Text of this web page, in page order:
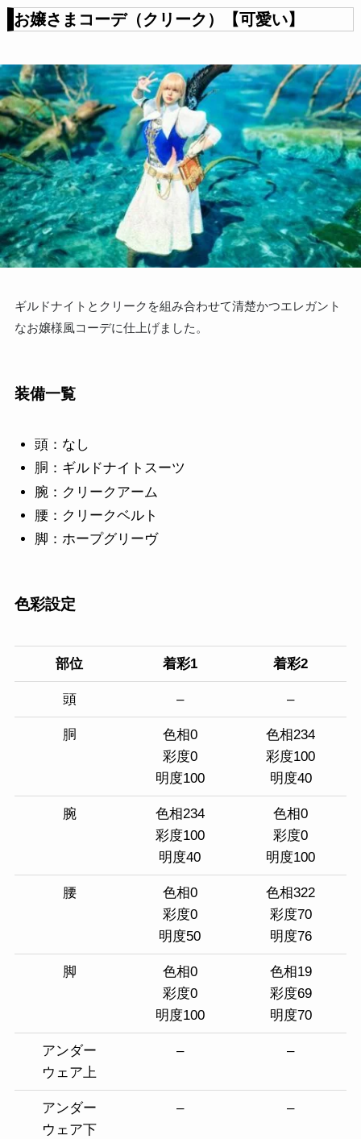
お嬢さまコーデ（クリーク）【可愛い】
ギルドナイトとクリークを組み合わせて清楚かつエレガント
なお嬢様風コーデに仕上げました。
装備一覧
頭：なし
胴：ギルドナイトスーツ
腕：クリークアーム
腰：クリークベルト
脚：ホープグリーヴ
色彩設定
部位 着彩1 着彩2
頭 – –
胴
色相0
彩度0
明度100
色相234
彩度100
明度40
腕
色相234
彩度100
明度40
色相0
彩度0
明度100
腰
色相0
彩度0
明度50
色相322
彩度70
明度76
脚
色相0
彩度0
明度100
色相19
彩度69
明度70
アンダー
ウェア上
– –
アンダー
ウェア下
– –